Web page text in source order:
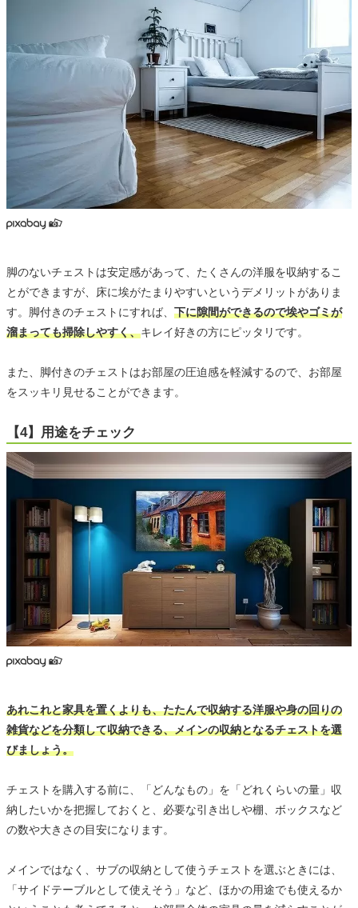
脚のないチェストは安定感があって、たくさんの洋服を収納するこ
とができますが、床に埃がたまりやすいというデメリットがありま
す。脚付きのチェストにすれば、 下に隙間ができるので埃やゴミが
溜まっても掃除しやすく、キレイ好きの方にピッタリです。
また、脚付きのチェストはお部屋の圧迫感を軽減するので、お部屋
をスッキリ見せることができます。
【4】用途をチェック
あれこれと家具を置くよりも、たたんで収納する洋服や身の回りの
雑貨などを分類して収納できる、メインの収納となるチェストを選
びましょう。
チェストを購入する前に、「どんなもの」を「どれくらいの量」収
納したいかを把握しておくと、必要な引き出しや棚、ボックスなど
の数や大きさの目安になります。
メインではなく、サブの収納として使うチェストを選ぶときには、
「サイドテーブルとして使えそう」など、ほかの用途でも使えるか